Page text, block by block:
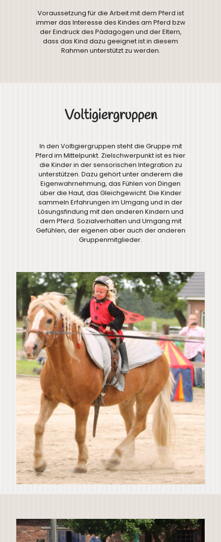
Voraussetzung für die Arbeit mit dem Pferd ist
immer das Interesse des Kindes am Pferd bzw
der Eindruck des Pädagogen und der Eltern,
dass das Kind dazu geeignet ist in diesem
Rahmen unterstützt zu werden.
Voltigiergruppen
In den Voltigiergruppen steht die Gruppe mit
Pferd im Mittelpunkt. Zielschwerpunkt ist es hier
die Kinder in der sensorischen Integration zu
unterstützen. Dazu gehört unter anderem die
Eigenwahrnehmung, das Fühlen von Dingen
über die Haut, das Gleichgewicht. Die Kinder
sammeln Erfahrungen im Umgang und in der
Lösungsfindung mit den anderen Kindern und
dem Pferd. Sozialverhalten und Umgang mit
Gefühlen, der eigenen aber auch der anderen
Gruppenmitglieder.